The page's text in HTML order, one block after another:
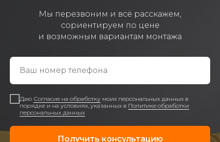
Мы перезвоним и всё расскажем,
сориентируем по цене
и возможным вариантам монтажа
Даю Согласие на обработку моих персональных данных в
порядке и на условиях, указанных в Политике обработки
персональных данных
Получить консультацию